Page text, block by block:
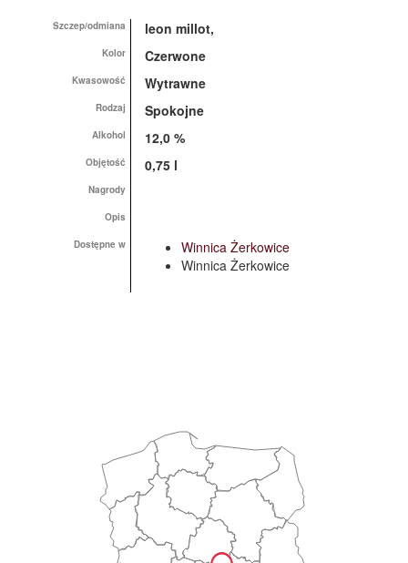
Szczep/odmiana leon millot,
Kolor Czerwone
Kwasowość Wytrawne
Rodzaj Spokojne
Alkohol 12,0 %
Objętość 0,75 l
Nagrody
Opis
Dostępne w
Winnica Żerkowice
Winnica Żerkowice